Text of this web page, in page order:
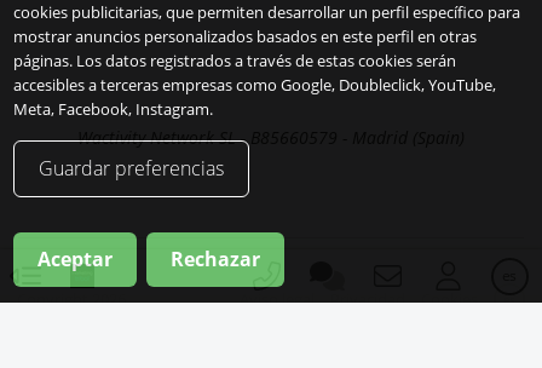
Wactivity Network SL - B85660579 - Madrid (Spain)
Copyright 2026 Aviso legal Privacidad Cookies es
cookies publicitarias, que permiten desarrollar un perfil específico para
mostrar anuncios personalizados basados en este perfil en otras
páginas. Los datos registrados a través de estas cookies serán
accesibles a terceras empresas como Google, Doubleclick, YouTube,
Meta, Facebook, Instagram.
Guardar preferencias
Aceptar Rechazar